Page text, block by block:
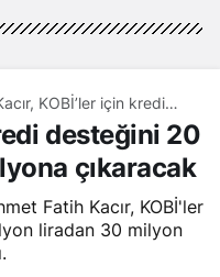
KOBİ’ler için kredi
desteğini 20 milyon liradan
milyona çıkaracak
desteğini 20
çıkaracak
Fatih Kacır, KOBİ'ler
liradan 30 milyon